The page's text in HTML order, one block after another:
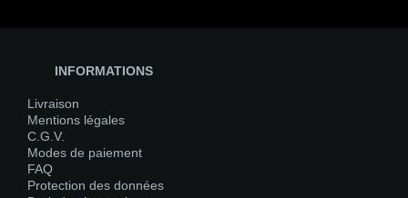
INFORMATIONS
Livraison
Mentions légales
C.G.V.
Modes de paiement
FAQ
Protection des données